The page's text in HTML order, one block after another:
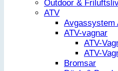
Outdoor &
ATV
Avgassystem
ATV-vagnar
ATV-
ATV-
Bromsar